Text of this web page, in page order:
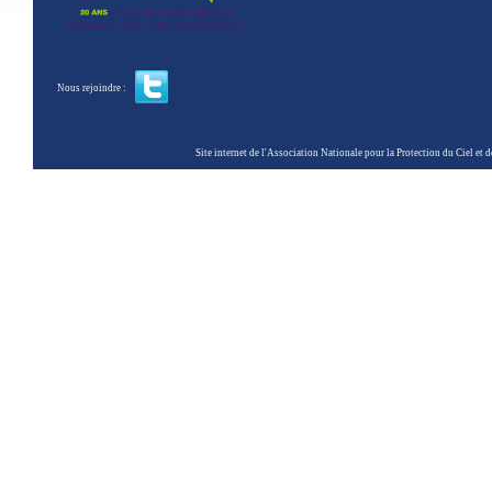
Nous rejoindre :
Site internet de l'Association Nationale pour la Protection du Ciel et de